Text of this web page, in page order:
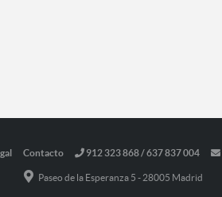
Contacto 912 323 868 / 637 837 004
Paseo de la Esperanza 5 - 28005 Madrid